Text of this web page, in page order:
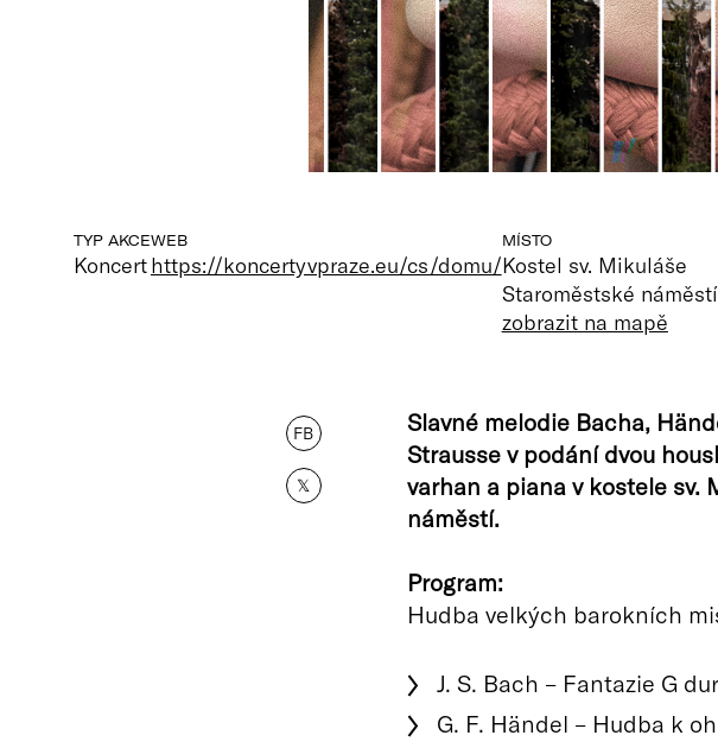
TYP AKCE
Koncert
WEB
https://koncertyvpraze.eu/cs/domu/
MÍSTO
Kostel sv. Mikuláše
Staroměstské náměstí
zobrazit na mapě
FB
𝕏
Slavné melodie Bacha,
Strausse v podání dvou
varhan a piana v kostele sv.
náměstí.
Program:
Hudba velkých barokních
J. S. Bach – Fantazie G dur
G. F. Händel – Hudba k